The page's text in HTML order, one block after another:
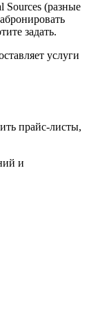
Sources (разные
задать.
услуги
прайс-листы,
и